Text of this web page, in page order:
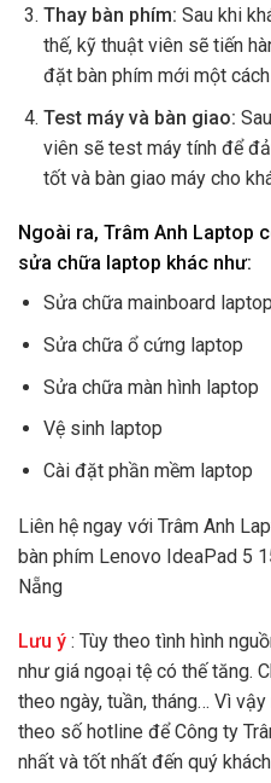
Thay bàn phím: Sau khi
thế, kỹ thuật viên sẽ tiến
đặt bàn phím mới một
Test máy và bàn giao:
viên sẽ test máy tính để
tốt và bàn giao máy cho
Ngoài ra, Trâm Anh Laptop
sửa chữa laptop khác như:
Sửa chữa mainboard laptop
Sửa chữa ổ cứng laptop
Sửa chữa màn hình laptop
Vệ sinh laptop
Cài đặt phần mềm laptop
Liên hệ ngay với Trâm Anh
bàn phím Lenovo IdeaPad 5
Nẵng
Lưu ý : Tùy theo tình hình
như giá ngoại tệ có thế tăng.
theo ngày, tuần, tháng… Vì
theo số hotline để Công ty
nhất và tốt nhất đến quý